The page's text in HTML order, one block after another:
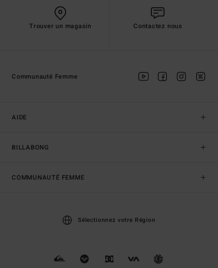
Trouver un magasin Contactez nous
AIDE
BILLABONG
Communauté Femme
COMMUNAUTÉ FEMME
Sélectionnez votre Région